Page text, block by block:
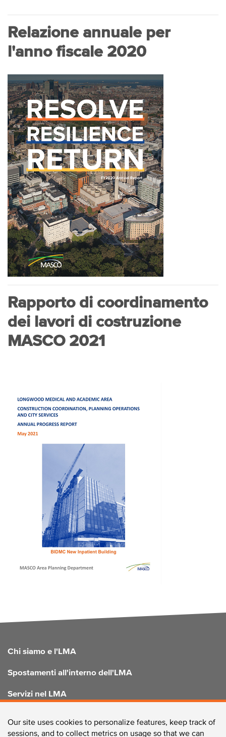
Relazione annuale per
l'anno fiscale 2020
Rapporto di coordinamento
dei lavori di costruzione
MASCO 2021
FOOTER
Chi siamo e l'LMA
Spostamenti all'interno dell'LMA
Servizi nel LMA
Our site uses cookies to personalize features, keep track of
sessions, and to collect metrics on usage so that we can